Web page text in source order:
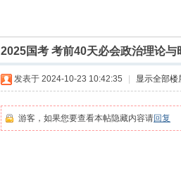
›
2025国考 考前40天必会政治理论与
发表于 2024-10-23 10:42:35 显示全部楼
游客，如果您要查看本帖隐藏内容请回复